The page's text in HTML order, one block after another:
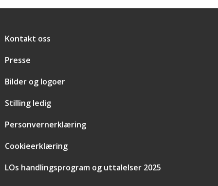
Snarveier
Kontakt oss
Presse
Bilder og logoer
Stilling ledig
Personvernerklæring
Cookieerklæring
LOs handlingsprogram og uttalelser 2025